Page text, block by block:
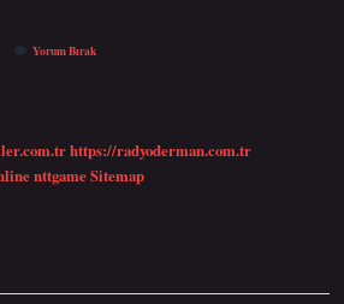
Yorum Bırak
https://radyoderman.com.tr
nttgameSitemap